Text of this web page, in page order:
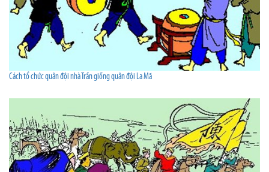
Cách tổ chức quân đội nhà Trần giống quân đội La Mã